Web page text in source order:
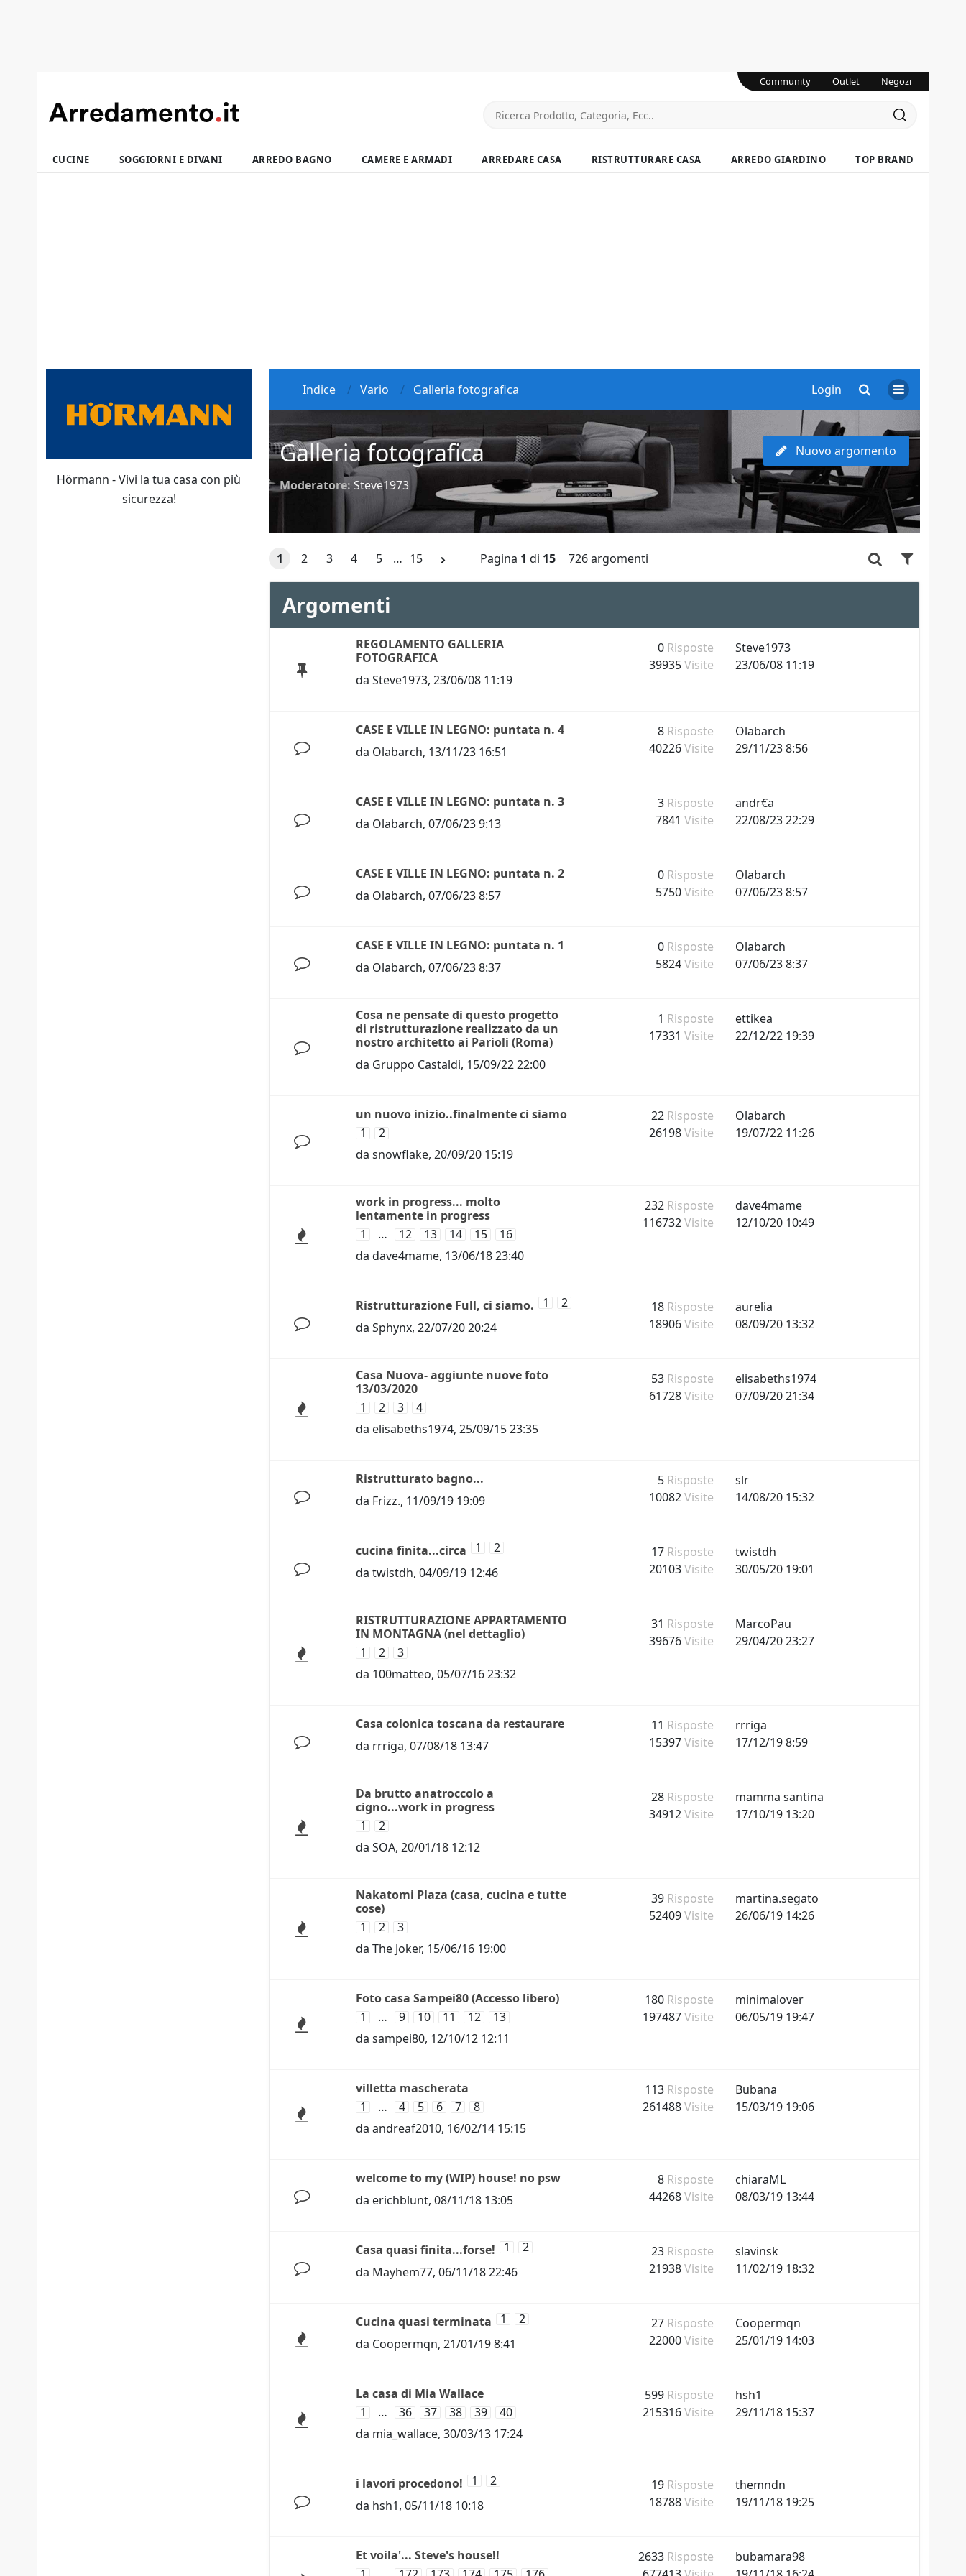
Community Outlet Negozi
CUCINE SOGGIORNI E DIVANI ARREDO BAGNO CAMERE E ARMADI ARREDARE CASA RISTRUTTURARE CASA ARREDO GIARDINO TOP BRAND
Login
Indice Vario Galleria fotografica
Galleria fotografica
Moderatore: Steve1973
Nuovo argomento
1 2 3 4 5 … 15 Pagina 1 di 15 726 argomenti
Argomenti
REGOLAMENTO GALLERIA
FOTOGRAFICA
daSteve1973,23/06/08 11:19
0 Risposte
39935Visite
Steve1973
23/06/08 11:19
CASE E VILLE IN LEGNO: puntata n. 4
da Olabarch, 13/11/23 16:51
8 Risposte
40226Visite
Olabarch
29/11/23 8:56
CASE E VILLE IN LEGNO: puntata n. 3
da Olabarch,07/06/23 9:13
3 Risposte
7841 Visite
andr€a
22/08/23 22:29
CASE E VILLE IN LEGNO: puntata n. 2
da Olabarch,07/06/23 8:57
0 Risposte
5750Visite
Olabarch
07/06/23 8:57
CASE E VILLE IN LEGNO: puntata n. 1
da Olabarch,07/06/23 8:37
0 Risposte
5824Visite
Olabarch
07/06/23 8:37
Cosa ne pensate di questo progetto
di ristrutturazione realizzato da un
nostro architetto ai Parioli (Roma)
da Gruppo Castaldi, 15/09/22 22:00
1 Risposte
17331 Visite
ettikea
22/12/22 19:39
un nuovo inizio..finalmente ci siamo
1
2
dasnowflake,20/09/20 15:19
22 Risposte
26198Visite
Olabarch
19/07/22 11:26
work in progress... molto
lentamente in progress
1
… 12 13 14 15
16
dadave4mame, 13/06/18 23:40
232 Risposte
116732Visite
dave4mame
12/10/20 10:49
Ristrutturazione Full, ci siamo. 1
2
daSphynx,22/07/20 20:24
18 Risposte
18906Visite
aurelia
08/09/20 13:32
Casa Nuova- aggiunte nuove foto
13/03/2020
1
2 3
4
da elisabeths1974,25/09/15 23:35
53 Risposte
61728Visite
elisabeths1974
07/09/20 21:34
Ristrutturato bagno...
da Frizz., 11/09/19 19:09
5 Risposte
10082Visite
slr
14/08/20 15:32
cucina finita...circa 1
2
datwistdh,04/09/19 12:46
17 Risposte
20103Visite
twistdh
30/05/20 19:01
RISTRUTTURAZIONE APPARTAMENTO
IN MONTAGNA (nel dettaglio)
1
2
3
da 100matteo,05/07/16 23:32
31 Risposte
39676Visite
MarcoPau
29/04/20 23:27
Casa colonica toscana da restaurare
da rrriga,07/08/18 13:47
11 Risposte
15397Visite
rrriga
17/12/19 8:59
Da brutto anatroccolo a
cigno...work in progress
1
2
daSOA,20/01/18 12:12
28 Risposte
34912Visite
mamma santina
17/10/19 13:20
Nakatomi Plaza (casa, cucina e tutte
cose)
1
2
3
daThe Joker, 15/06/16 19:00
39 Risposte
52409Visite
martina.segato
26/06/19 14:26
Foto casa Sampei80 (Accesso libero)
1
… 9 10 11 12
13
dasampei80, 12/10/12 12:11
180 Risposte
197487Visite
minimalover
06/05/19 19:47
villetta mascherata
1
… 4 5 6 7
8
daandreaf2010, 16/02/14 15:15
113 Risposte
261488Visite
Bubana
15/03/19 19:06
welcome to my (WIP) house! no psw
da erichblunt,08/11/18 13:05
8 Risposte
44268Visite
chiaraML
08/03/19 13:44
Casa quasi finita...forse! 1
2
da Mayhem77,06/11/18 22:46
23 Risposte
21938Visite
slavinsk
11/02/19 18:32
Cucina quasi terminata 1
2
da Coopermqn,21/01/19 8:41
27 Risposte
22000Visite
Coopermqn
25/01/19 14:03
La casa di Mia Wallace
1
… 36 37 38 39
40
da mia_wallace,30/03/13 17:24
599 Risposte
215316Visite
hsh1
29/11/18 15:37
i lavori procedono! 1
2
da hsh1,05/11/18 10:18
19 Risposte
18788Visite
themndn
19/11/18 19:25
Et voila'... Steve's house!!
2633 Risposte
bubamara98
Hörmann - Vivi la tua casa con più
sicurezza!